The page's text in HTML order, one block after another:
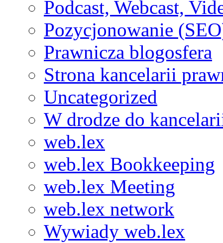
Podcast, Webcast,
Pozycjonowanie
Prawnicza blogosfera
Strona kancelarii
Uncategorized
W drodze do
web.lex
web.lex Bookkeeping
web.lex Meeting
web.lex network
Wywiady web.lex